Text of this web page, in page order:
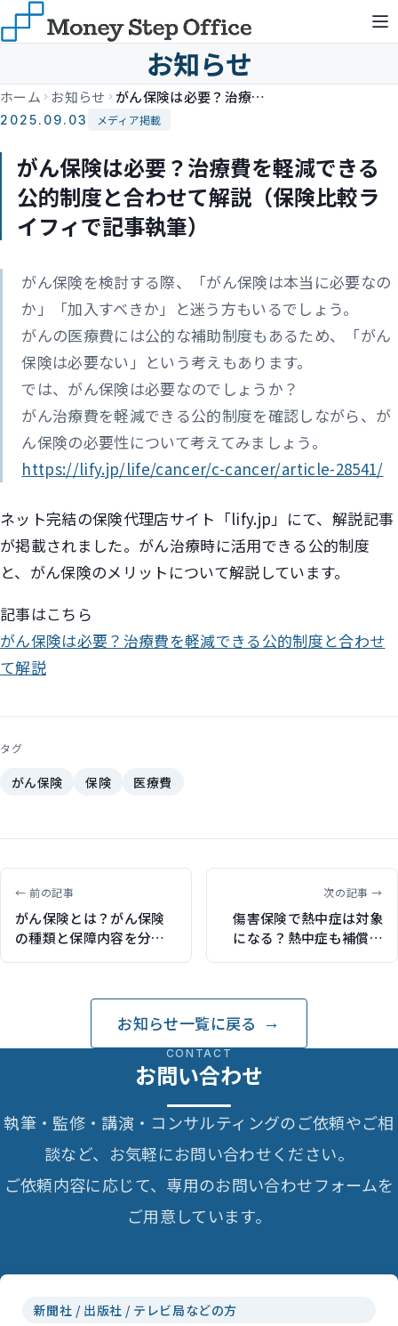
お知らせ
ホーム お知らせ がん保険は必要？治療費を軽減できる公的制度と合わせて解説（保険比較ライフィで記事執筆）
2025.09.03 メディア掲載
がん保険は必要？治療費を軽減できる
公的制度と合わせて解説（保険比較ラ
イフィで記事執筆）
がん保険を検討する際、「がん保険は本当に必要なの
か」「加入すべきか」と迷う方もいるでしょう。
がんの医療費には公的な補助制度もあるため、「がん
保険は必要ない」という考えもあります。
では、がん保険は必要なのでしょうか？
がん治療費を軽減できる公的制度を確認しながら、が
ん保険の必要性について考えてみましょう。
https://lify.jp/life/cancer/c-cancer/article-28541/
ネット完結の保険代理店サイト「lify.jp」にて、解説記事
が掲載されました。がん治療時に活用できる公的制度
と、がん保険のメリットについて解説しています。
記事はこちら
がん保険は必要？治療費を軽減できる公的制度と合わせ
て解説
タグ
がん保険 保険 医療費
← 前の記事
がん保険とは？がん保険
の種類と保障内容を分か
次の記事 →
傷害保険で熱中症は対象
になる？熱中症も補償さ
お知らせ一覧に戻る
CONTACT
お問い合わせ
執筆・監修・講演・コンサルティングのご依頼やご相
談など、お気軽にお問い合わせください。
ご依頼内容に応じて、専用のお問い合わせフォームを
ご用意しています。
新聞社 / 出版社 / テレビ局などの方